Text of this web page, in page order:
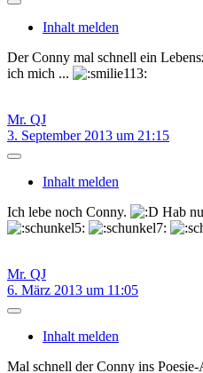
Inhalt melden
Der Conny mal schnell ein
ich mich ...
Mr. QJ
3. September 2013 um 21:15
Inhalt melden
Ich lebe noch Conny.
Hab
Mr. QJ
6. März 2013 um 11:05
Inhalt melden
Mal schnell der Conny ins